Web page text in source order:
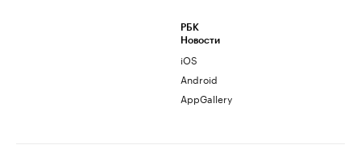
РБК
Новости
iOS
Android
AppGallery